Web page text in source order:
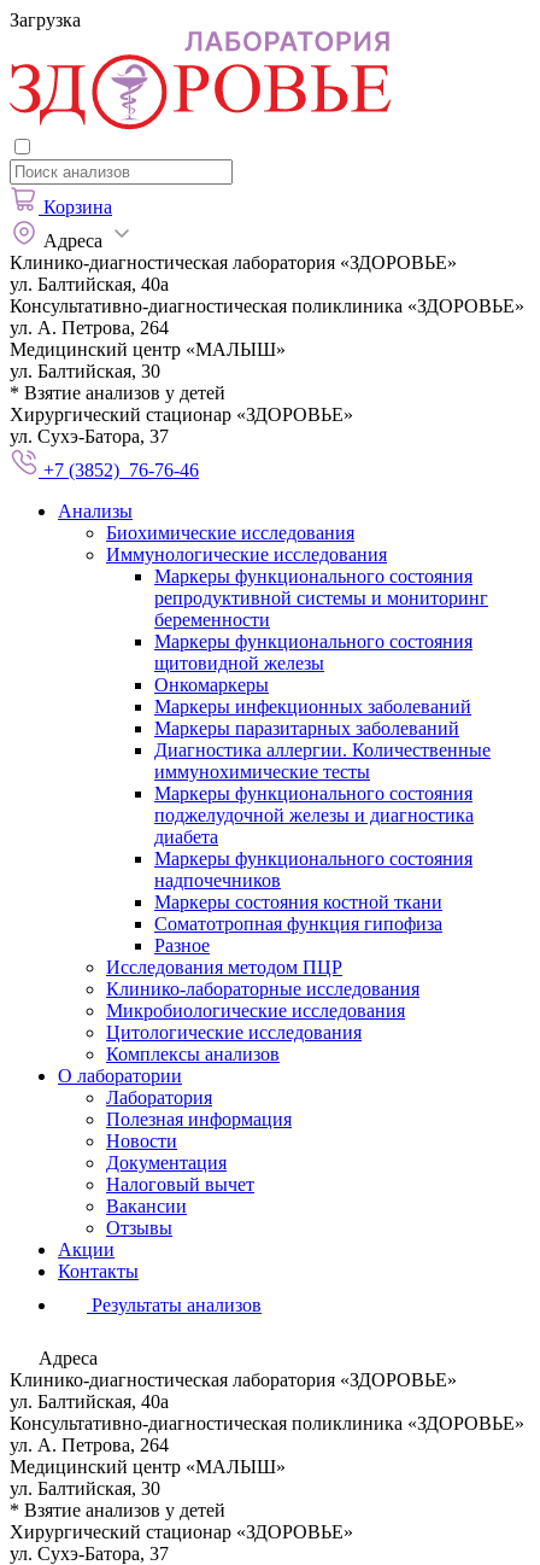
Загрузка
Корзина
Адреса
Клинико-диагностическая лаборатория «ЗДОРОВЬЕ»
ул. Балтийская, 40а
Консультативно-диагностическая поликлиника «ЗДОРОВЬЕ»
ул. А. Петрова, 264
Медицинский центр «МАЛЫШ»
ул. Балтийская, 30
* Взятие анализов у детей
Хирургический стационар «ЗДОРОВЬЕ»
ул. Сухэ-Батора, 37
+7 (3852) 76-76-46
Анализы
Биохимические исследования
Иммунологические исследования
Маркеры функционального состояния
репродуктивной системы и мониторинг
беременности
Маркеры функционального состояния
щитовидной железы
Онкомаркеры
Маркеры инфекционных заболеваний
Маркеры паразитарных заболеваний
Диагностика аллергии. Количественные
иммунохимические тесты
Маркеры функционального состояния
поджелудочной железы и диагностика
диабета
Маркеры функционального состояния
надпочечников
Маркеры состояния костной ткани
Соматотропная функция гипофиза
Разное
Исследования методом ПЦР
Клинико-лабораторные исследования
Микробиологические исследования
Цитологические исследования
Комплексы анализов
О лаборатории
Лаборатория
Полезная информация
Новости
Документация
Налоговый вычет
Вакансии
Отзывы
Акции
Контакты
Результаты анализов
Адреса
Клинико-диагностическая лаборатория «ЗДОРОВЬЕ»
ул. Балтийская, 40а
Консультативно-диагностическая поликлиника «ЗДОРОВЬЕ»
ул. А. Петрова, 264
Медицинский центр «МАЛЫШ»
ул. Балтийская, 30
* Взятие анализов у детей
Хирургический стационар «ЗДОРОВЬЕ»
ул. Сухэ-Батора, 37